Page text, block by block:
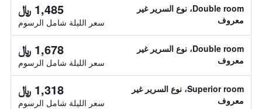
Double room، نوع السرير غير
معروف
1,485 ﷼
سعر الليلة شامل الرسوم
Double room، نوع السرير غير
معروف
1,678 ﷼
سعر الليلة شامل الرسوم
Superior room، نوع السرير غير
معروف
1,318 ﷼
سعر الليلة شامل الرسوم